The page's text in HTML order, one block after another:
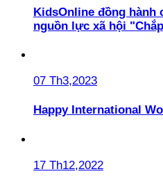
KidsOnline đồng
nguồn lực xã hội
07 Th3,2023
Happy International
17 Th12,2022